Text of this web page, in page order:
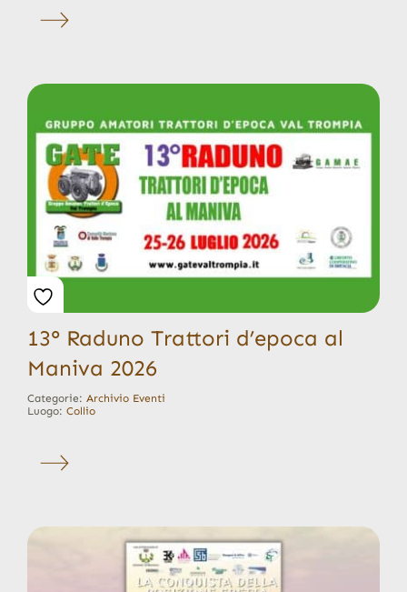
13° Raduno Trattori d’epoca al
Maniva 2026
Categorie: Archivio Eventi
Luogo: Collio